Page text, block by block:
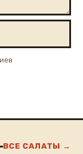
ВСЕ САЛАТЫ →